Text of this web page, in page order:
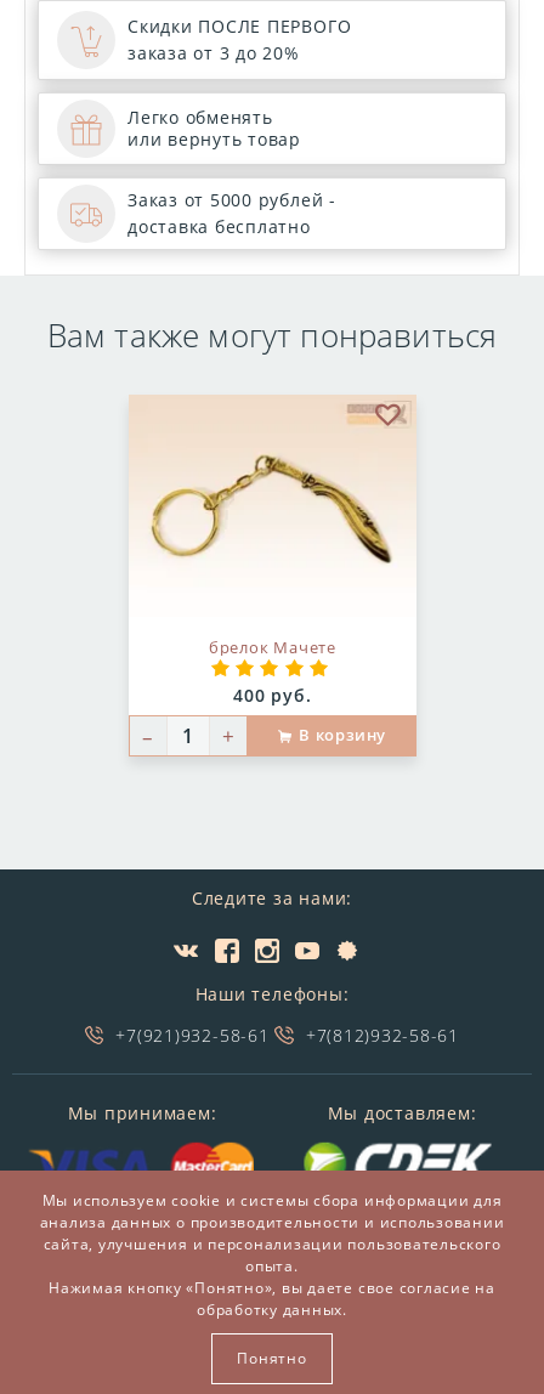
Скидки ПОСЛЕ ПЕРВОГО
заказа от 3 до 20%
Легко обменять
или вернуть товар
Заказ от 5000 рублей -
доставка бесплатно
Вам также могут понравиться
брелок Мачете
Цена:
400 руб.
– + В корзину
В избранное
Следите за нами:
Наши телефоны:
+7(921)932-58-61
+7(812)932-58-61
Мы принимаем: Мы доставляем:
© 2014-2026 БронзаМания -Интернет-магазин
подарков и сувениров из бронзы
ВСЕ ПРАВА ЗАЩИЩЕНЫ BRONZAMANIA.RU®
Мы используем cookie и системы сбора информации для
анализа данных о производительности и использовании
сайта, улучшения и персонализации пользовательского
опыта.
Нажимая кнопку «Понятно», вы даете свое согласие на
обработку данных.
Понятно